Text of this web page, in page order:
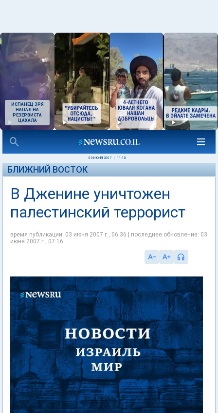
ИСПАНЕЦ ЗРЯ
НАПАЛ НА
РЕЗЕРВИСТА
ЦАХАЛА
03 ИЮНЯ 2007 11:13
БЛИЖНИЙ ВОСТОК
В Дженине уничтожен
палестинский террорист
время публикации: 03 июня 2007 г., 06:36 | последнее обновление: 03
июня 2007 г., 07:16